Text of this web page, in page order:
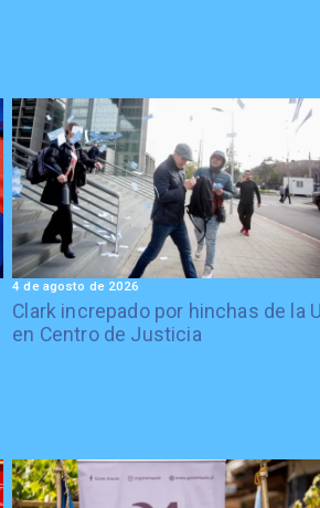
Clark increpado por hinchas de la U
en Centro de Justicia
4 de agosto de 2026